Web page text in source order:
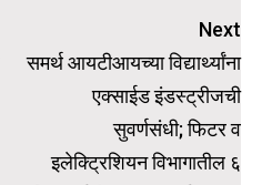
Next
समर्थ आयटीआयच्या विद्यार्थ्यांना
एक्साईड इंडस्ट्रीजची
सुवर्णसंधी; फिटर व
इलेक्ट्रिशियन विभागातील ६